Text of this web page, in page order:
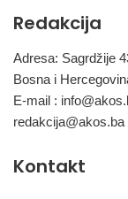
Redakcija
Adresa: Sagrdžije
Bosna i
E-mail :
redakcija@akos.ba
Kontakt